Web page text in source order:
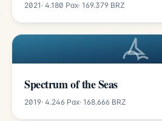
2021 · 4.180 Pax· 169.379 BRZ
Spectrum of the Seas
2019· 4.246 Pax· 168.666 BRZ